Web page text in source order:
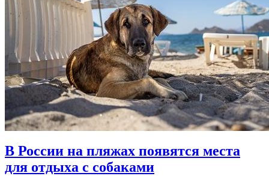
В России на пляжах появятся места
для отдыха с собаками